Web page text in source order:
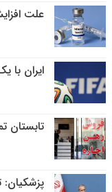
علت
ایران با
تابستان
پزشکیان: